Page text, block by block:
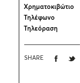
Χρηματοκιβώτιο
Τηλέφωνο
Τηλεόραση
SHARE